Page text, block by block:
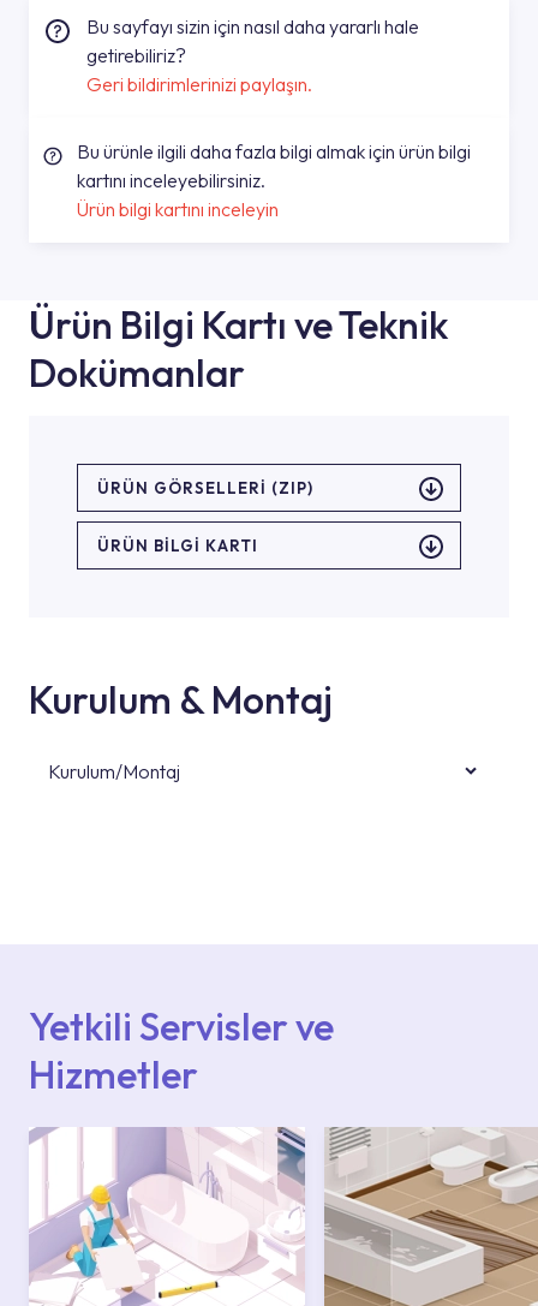
Bu sayfayı sizin için nasıl daha yararlı hale
getirebiliriz?
Geri bildirimlerinizi paylaşın.
Bu ürünle ilgili daha fazla bilgi almak için ürün bilgi
kartını inceleyebilirsiniz.
Ürün bilgi kartını inceleyin
Ürün Bilgi Kartı ve Teknik
Dokümanlar
ÜRÜN GÖRSELLERI (ZIP)
ÜRÜN BILGI KARTI
Kurulum & Montaj
Kurulum/Montaj
Yetkili Servisler ve
Hizmetler